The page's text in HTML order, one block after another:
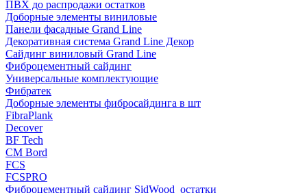
ПВХ до распродажи остатков
Доборные элементы виниловые
Панели фасадные Grand Line
Декоративная система Grand Line Декор
Сайдинг виниловый Grand Line
Фиброцементный сайдинг
Универсальные комплектующие
Фибратек
Доборные элементы фибросайдинга в шт
FibraPlank
Decover
BF Tech
CM Bord
FCS
FCSPRO
Фиброцементный сайдинг SidWood_остатки